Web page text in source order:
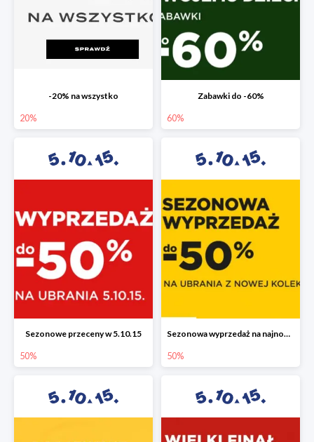
-20% na wszystko
20%
Zabawki do -60%
60%
Sezonowe przeceny w 5.10.15
50%
Sezonowa wyprzedaż na najnowszą kolekcję do -50%
50%